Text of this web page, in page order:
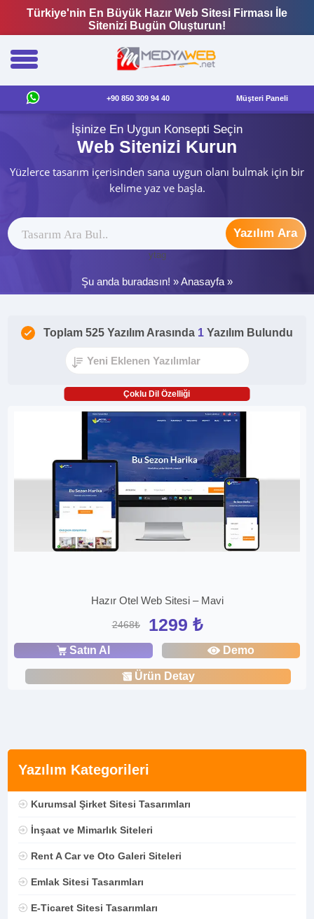
Türkiye'nin En Büyük Hazır Web Sitesi Firması İle
Sitenizi Bugün Oluşturun!
+90 850 309 94 40 Müşteri Paneli
İşinize En Uygun Konsepti Seçin
Web Sitenizi Kurun
Yüzlerce tasarım içerisinden sana uygun olanı bulmak için bir
kelime yaz ve başla.
Yazılım Ara
ytag
Şu anda buradasın! »Anasayfa »
Yazılım Kategorileri
Kurumsal Şirket Sitesi Tasarımları
İnşaat ve Mimarlık Siteleri
Rent A Car ve Oto Galeri Siteleri
Emlak Sitesi Tasarımları
E-Ticaret Sitesi Tasarımları
Toplam 525 Yazılım Arasında 1 Yazılım Bulundu
Çoklu Dil Özelliği
Hazır Otel Web Sitesi – Mavi
2468₺ 1299 ₺
Satın Al Demo
Ürün Detay